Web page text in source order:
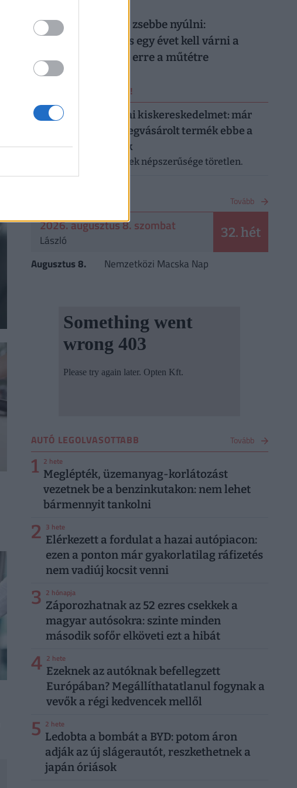
Nem elég mélyen a zsebbe nyúlni:
magánellátásban is egy évet kell várni a
magyar férfiaknak erre a műtétre
ERRŐL NE MARADJ LE!
Letarolták az európai kiskereskedelmet: már
minden második megvásárolt termék ebbe a
kategóriába tartozik
A saját márkás termékek népszerűsége töretlen.
Tovább
2026. augusztus 8. szombat
László 32. hét
Augusztus 8. Nemzetközi Macska Nap
AUTÓ LEGOLVASOTTABB Tovább
1 2 hete
Meglépték, üzemanyag-korlátozást
vezetnek be a benzinkutakon: nem lehet
bármennyit tankolni
2 3 hete
Elérkezett a fordulat a hazai autópiacon:
ezen a ponton már gyakorlatilag ráfizetés
nem vadiúj kocsit venni
3 2 hónapja
Záporozhatnak az 52 ezres csekkek a
magyar autósokra: szinte minden
második sofőr elköveti ezt a hibát
4 2 hete
Ezeknek az autóknak befellegzett
Európában? Megállíthatatlanul fogynak a
vevők a régi kedvencek mellől
5 2 hete
Ledobta a bombát a BYD: potom áron
adják az új slágerautót, reszkethetnek a
japán óriások